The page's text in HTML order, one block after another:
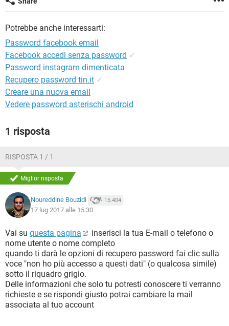
TIKTOK
Potrebbe anche interessarti:
Password facebook email
Facebook accedi senza password ✓
Password instagram dimenticata
Recupero password tin.it ✓
Creare una nuova email
Vedere password asterischi android
1 risposta
RISPOSTA 1 / 1
Miglior risposta
Noureddine Bouzidi 15.404
17 lug 2017 alle 15:30
Vai su questa pagina
inserisci la tua E-mail o telefono o
nome utente o nome completo
quando ti darà le opzioni di recupero password fai clic sulla
voce "non ho più accesso a questi dati" (o qualcosa simile)
sotto il riquadro grigio.
Delle informazioni che solo tu potresti conoscere ti verranno
richieste e se rispondi giusto potrai cambiare la mail
associata al tuo account